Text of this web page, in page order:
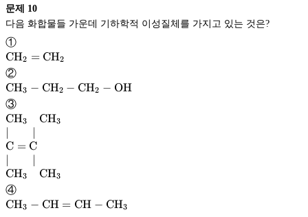
문제 10
①
\mathrm{CH}
CH
_2=
\mathrm{CH}
CH
_2
CH2 = CH2
②
\mathrm{CH}
CH
_3-
\mathrm{CH}
CH
_2-
\mathrm{CH}
CH
_2-
\mathrm{OH}
OH
CH3 − CH2 − CH2 − OH
③
\mathrm{CH}
CH
_3\quad
\mathrm{CH}
CH
_3\\|\qquad|\\\mathrm
C=\mathrm
C\\|\qquad|\\
CH3 CH3
∣
∣
C = C
∣
∣
CH3 CH3
④
\mathrm{CH}
CH3 − CH = CH − CH3